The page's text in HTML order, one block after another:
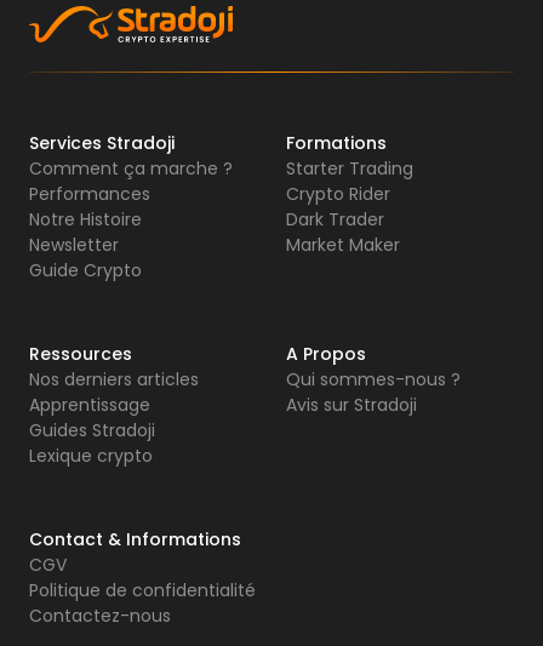
Services Stradoji
Comment ça marche ?
Performances
Notre Histoire
Newsletter
Guide Crypto
Formations
Starter Trading
Crypto Rider
Dark Trader
Market Maker
Ressources
Nos derniers articles
Apprentissage
Guides Stradoji
Lexique crypto
A Propos
Qui sommes-nous ?
Avis sur Stradoji
Contact & Informations
CGV
Politique de confidentialité
Contactez-nous